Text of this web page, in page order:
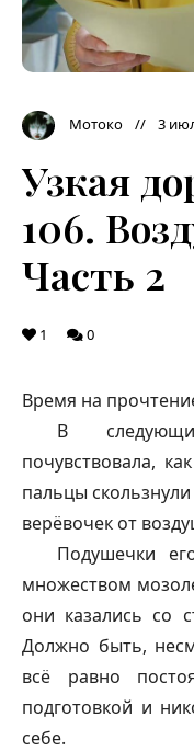
Мотоко 3
Узкая
106.
Часть 2
1 0
Время на
В
почувствовала,
пальцы
верёвочек от
Подушечки
множеством
они казались со
Должно быть,
всё равно
подготовкой и
себе.